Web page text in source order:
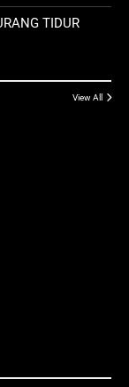
TIDUR
View All